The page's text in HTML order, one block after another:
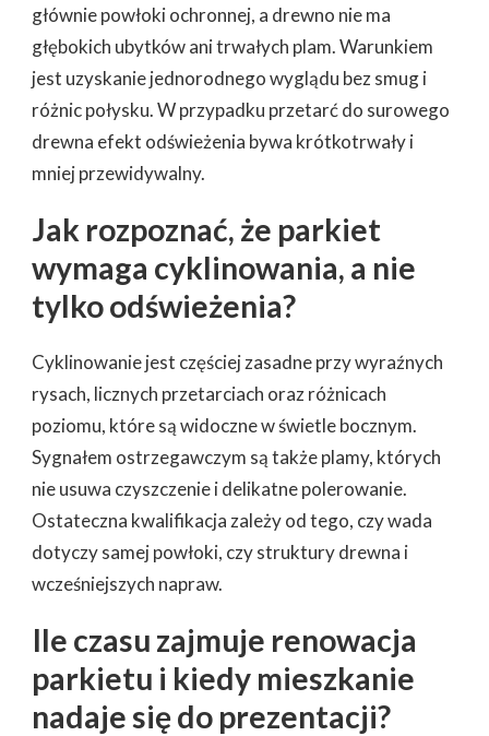
głównie powłoki ochronnej, a drewno nie ma
głębokich ubytków ani trwałych plam. Warunkiem
jest uzyskanie jednorodnego wyglądu bez smug i
różnic połysku. W przypadku przetarć do surowego
drewna efekt odświeżenia bywa krótkotrwały i
mniej przewidywalny.
Jak rozpoznać, że parkiet
wymaga cyklinowania, a nie
tylko odświeżenia?
Cyklinowanie jest częściej zasadne przy wyraźnych
rysach, licznych przetarciach oraz różnicach
poziomu, które są widoczne w świetle bocznym.
Sygnałem ostrzegawczym są także plamy, których
nie usuwa czyszczenie i delikatne polerowanie.
Ostateczna kwalifikacja zależy od tego, czy wada
dotyczy samej powłoki, czy struktury drewna i
wcześniejszych napraw.
Ile czasu zajmuje renowacja
parkietu i kiedy mieszkanie
nadaje się do prezentacji?